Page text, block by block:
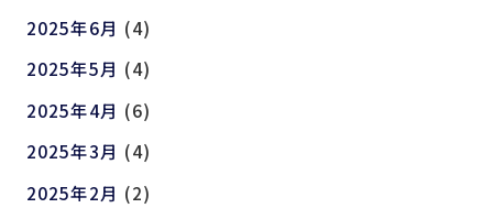
2025年6月 (4)
2025年5月 (4)
2025年4月 (6)
2025年3月 (4)
2025年2月 (2)